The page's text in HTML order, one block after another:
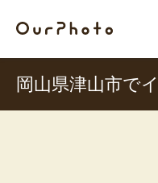
岡山県津山市で